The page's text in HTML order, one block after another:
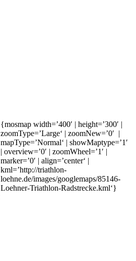
{mosmap width=’400′ | height=’300′ |
zoomType=’Large‘ | zoomNew=’0′ |
mapType=’Normal‘ | showMaptype=’1′
| overview=’0′ | zoomWheel=’1′ |
marker=’0′ | align=’center‘ |
kml=’http://triathlon-
loehne.de/images/googlemaps/85146-
Loehner-Triathlon-Radstrecke.kml‘}